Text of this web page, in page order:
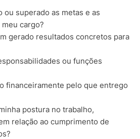
ou superado as metas e as
cargo?
gerado resultados concretos para
ou funções
financeiramente pelo que entrego
postura no trabalho,
relação ao cumprimento de